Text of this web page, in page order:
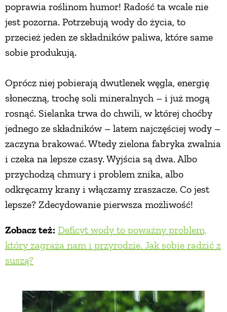
poprawia roślinom humor! Radość ta wcale nie
jest pozorna. Potrzebują wody do życia, to
przecież jeden ze składników paliwa, które same
sobie produkują.
Oprócz niej pobierają dwutlenek węgla, energię
słoneczną, trochę soli mineralnych – i już mogą
rosnąć. Sielanka trwa do chwili, w której choćby
jednego ze składników – latem najczęściej wody –
zaczyna brakować. Wtedy zielona fabryka zwalnia
i czeka na lepsze czasy. Wyjścia są dwa. Albo
przychodzą chmury i problem znika, albo
odkręcamy krany i włączamy zraszacze. Co jest
lepsze? Zdecydowanie pierwsza możliwość!
Zobacz też: Deficyt wody to poważny problem,
który zagraża nam i przyrodzie. Jak sobie radzić z
suszą?